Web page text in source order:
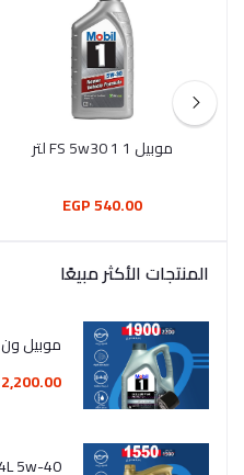
موبيل 1 FS 5w30 1 لتر
540.00 EGP
المنتجات الأكثر مبيعًا
موبيل ون 4 لتر (5W-40) /+ فلتر زيت
2,200.00 EGP
4L 5w-40زيت اينى + فلتر